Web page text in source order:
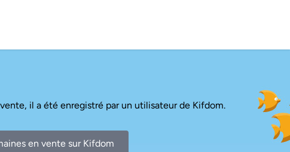
il a été enregistré par un utilisateur de Kifdom.
en vente sur Kifdom